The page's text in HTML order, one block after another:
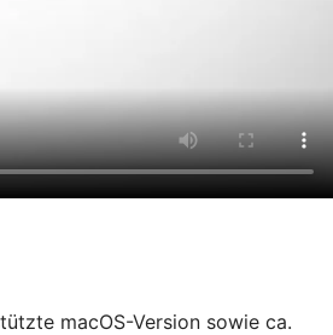
macOS-Version sowie ca.